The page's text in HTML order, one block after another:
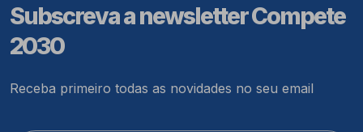
Subscreva a newsletter Compete
2030
Receba primeiro todas as novidades no seu email